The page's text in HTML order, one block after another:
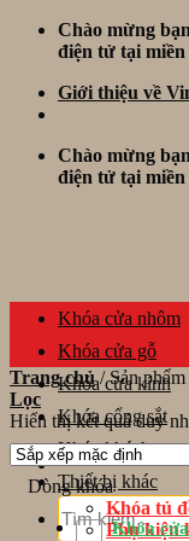
Skip
Chào mừng
điện tử tại miền
Giới thiệu về
Chào mừng
điện tử tại miền
Tìm
kiếm:
Khóa cửa nhôm
Khóa cửa gỗ
Khóa cửa kính
Khóa cổng sắt
Khóa khách sạn
Thiết bị khác
Khóa tủ
Phụ kiện
Trang chủ /Sản phẩm
Lọc
Hiển thị kết quả duy
Dòng khóa
Khóa